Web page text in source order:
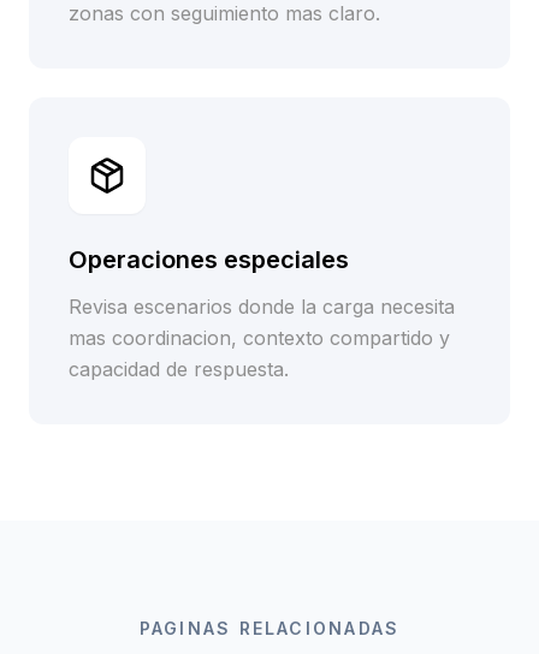
zonas con seguimiento mas claro.
Operaciones especiales
Revisa escenarios donde la carga necesita
mas coordinacion, contexto compartido y
capacidad de respuesta.
PAGINAS RELACIONADAS